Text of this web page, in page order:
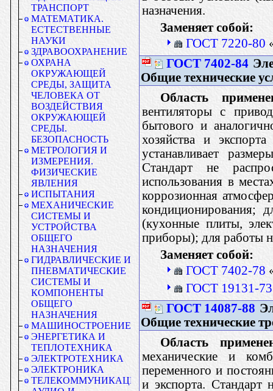
ТРАНСПОРТ
МАТЕМАТИКА.
ЕСТЕСТВЕННЫЕ
НАУКИ
ЗДРАВООХРАНЕНИЕ
ОХРАНА
ОКРУЖАЮЩЕЙ
СРЕДЫ, ЗАЩИТА
ЧЕЛОВЕКА ОТ
ВОЗДЕЙСТВИЯ
ОКРУЖАЮЩЕЙ
СРЕДЫ.
БЕЗОПАСНОСТЬ
МЕТРОЛОГИЯ И
ИЗМЕРЕНИЯ.
ФИЗИЧЕСКИЕ
ЯВЛЕНИЯ
ИСПЫТАНИЯ
МЕХАНИЧЕСКИЕ
СИСТЕМЫ И
УСТРОЙСТВА
ОБЩЕГО
НАЗНАЧЕНИЯ
ГИДРАВЛИЧЕСКИЕ И
ПНЕВМАТИЧЕСКИЕ
СИСТЕМЫ И
КОМПОНЕНТЫ
ОБЩЕГО
НАЗНАЧЕНИЯ
МАШИНОСТРОЕНИЕ
ЭНЕРГЕТИКА И
ТЕПЛОТЕХНИКА
ЭЛЕКТРОТЕХНИКА
ЭЛЕКТРОНИКА
ТЕЛЕКОММУНИКАЦИИ.
назначения.
Заменяет собой:
ГОСТ 7220-80
ГОСТ 7402-84
Общие технические
Область
вентиляторы с
бытового и
хозяйства и
устанавливает
Стандарт не
использования в
коррозионная
кондиционирования;
(кухонные плиты,
приборы); для работы
Заменяет собой:
ГОСТ 7402-78
ГОСТ 19131-73
ГОСТ 14087-88
Общие технические
Область
механические и
переменного и
и экспорта. Стандарт